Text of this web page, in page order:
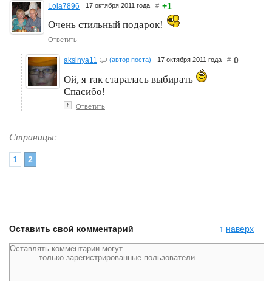
Lola7896 17 октября 2011 года # +1
Очень стильный подарок!
Ответить
aksinya11 (автор поста) 17 октября 2011 года # 0
Ой, я так старалась выбирать
Спасибо!
↑ Ответить
Страницы:
1 2
↑ наверх
Оставить свой комментарий